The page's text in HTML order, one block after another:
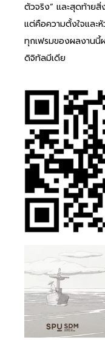
ตัวจริง” และสุดท้าย
แต่คือความตั้งใจและ
ทุกเฟรมของผลงานนี้
ดิจิทัลมีเดีย